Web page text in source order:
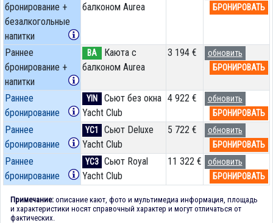
бронирование +
безалкогольные
напитки
балконом Aurea
БРОНИРОВАТЬ
Раннее
бронирование +
напитки
BA
Каюта с
балконом Aurea
3 194 €
обновить
БРОНИРОВАТЬ
Раннее
бронирование
YIN
Сьют без окна
Yacht Club
4 922 €
обновить
БРОНИРОВАТЬ
Раннее
бронирование
YC1
Сьют Deluxe
Yacht Club
5 722 €
обновить
БРОНИРОВАТЬ
Раннее
бронирование
YC3 Сьют Royal
Yacht Club
11 322 €
обновить
БРОНИРОВАТЬ
Примечание: описание кают, фото и мультимедиа информация, площадь
и характеристики носят справочный характер и могут отличаться от
фактических.